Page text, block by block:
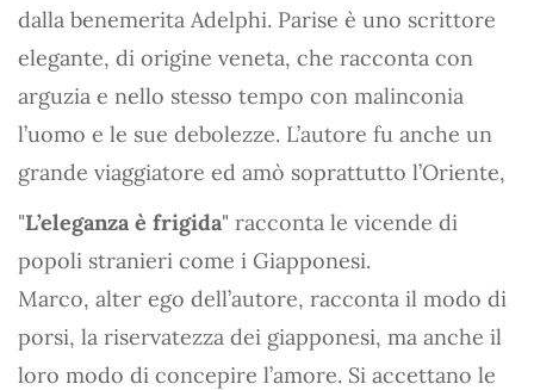
dalla benemerita Adelphi. Parise è uno scrittore
elegante, di origine veneta, che racconta con
arguzia e nello stesso tempo con malinconia
l’uomo e le sue debolezze. L’autore fu anche un
grande viaggiatore ed amò soprattutto l’Oriente,
"L’eleganza è frigida" racconta le vicende di
popoli stranieri come i Giapponesi.
Marco, alter ego dell’autore, racconta il modo di
porsi, la riservatezza dei giapponesi, ma anche il
loro modo di concepire l’amore. Si accettano le